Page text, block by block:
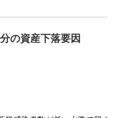
の資産下落要因